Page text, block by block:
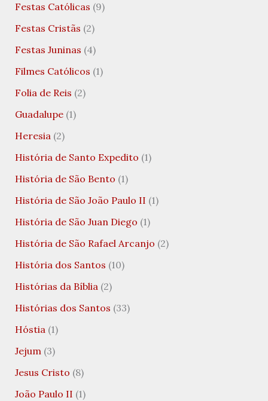
Festas Católicas (9)
Festas Cristãs (2)
Festas Juninas (4)
Filmes Católicos (1)
Folia de Reis (2)
Guadalupe(1)
Heresia(2)
História de Santo Expedito (1)
História de São Bento (1)
História de São João Paulo II (1)
História de São Juan Diego (1)
História de São Rafael Arcanjo (2)
História dos Santos (10)
Histórias da Bíblia(2)
Histórias dos Santos (33)
Hóstia(1)
Jejum(3)
Jesus Cristo (8)
João Paulo II (1)